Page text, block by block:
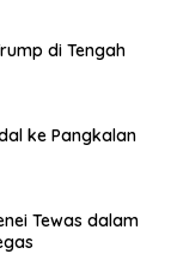
di Tengah
ke Pangkalan
Tewas dalam